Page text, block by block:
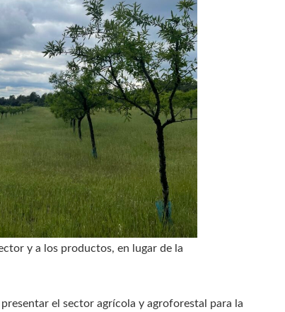
y a los productos, en lugar de la
el sector agrícola y agroforestal para la